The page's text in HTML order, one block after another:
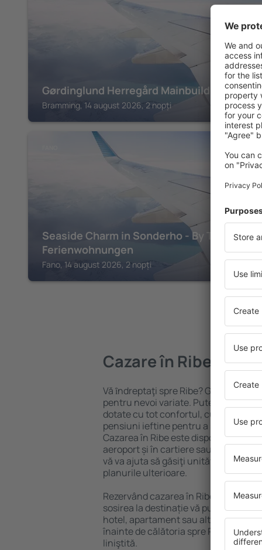
Gørdinglund Herregård Mainbuilding
Bramming, 14 august 2026, 2 nopți
Seaside Charm in Sonderho - By Traum
Ferienwohnungen
Fano, 14 august 2026, 2 nopți
Cazare în Ribe
Vă ȋndreptaţi spre Ribe? Găsiți
pentru nevoi variate. Puteți
dotate cu tot confortul, cu
pensiuni ieftine pentru a sta câteva
Cazarea în Ribe este disponibilă în
aeroport și în cartiere sau regiuni
vă va ajuta să găsiţi unităţi de
planurile ulterioare.
Rezervând cazarea în Ribe mai
sosirea la destinație vă puteţi
hotel, apartament sau altă unitate
înainte de călătoria spre Ribe și vă
liniştită.